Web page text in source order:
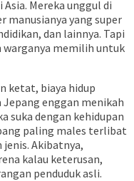
Mereka unggul di
manusianya yang super
dan lainnya. Tapi
warganya memilih untuk
ketat, biaya hidup
enggan menikah
suka dengan kehidupan
paling males terlibat
Akibatnya,
kalau keterusan,
penduduk asli.